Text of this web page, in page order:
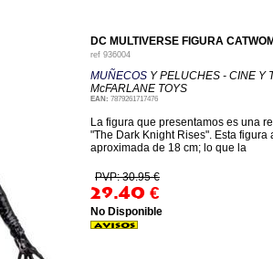
DC MULTIVERSE FIGURA
ref 936004
MUÑECOS Y PELUCHES - CINE Y
McFARLANE TOYS
EAN: 7879261717476
La figura que presentamos es una
"The Dark Knight Rises". Esta
aproximada de 18 cm; lo que la
PVP: 30.95 €
29.40 €
No Disponible